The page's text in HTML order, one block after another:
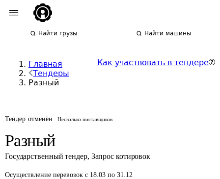
Найти грузы Найти машины
Главная
Тендеры
Разный
Как участвовать в тендере
Тендер отменён Несколько поставщиков
Разный
Государственный тендер, Запрос котировок
Осуществление перевозок с 18.03 по 31.12